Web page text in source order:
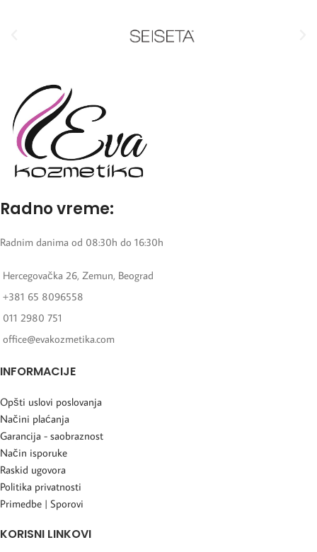
Radno vreme:
Radnim danima od 08:30h do 16:30h
Hercegovačka 26, Zemun, Beograd
+381 65 8096558
011 2980 751
office@evakozmetika.com
INFORMACIJE
Opšti uslovi poslovanja
Načini plaćanja
Garancija - saobraznost
Način isporuke
Raskid ugovora
Politika privatnosti
Primedbe | Sporovi
KORISNI LINKOVI